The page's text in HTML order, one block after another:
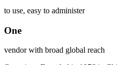
to use, easy to administer
One
vendor with broad global reach